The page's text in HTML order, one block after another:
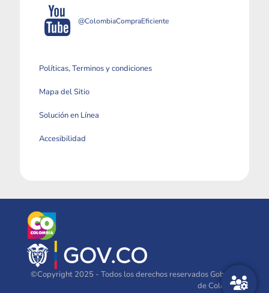
@ColombiaCompraEficiente
Políticas, Terminos y condiciones
Mapa del Sitio
Solución en Línea
Accesibilidad
©Copyright 2025 - Todos los derechos reservados Gobierno
de Colombia